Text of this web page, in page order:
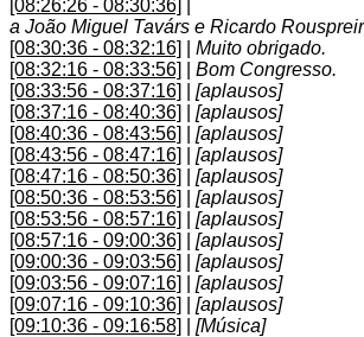
[08:26:26 - 08:30:36]
a João Miguel Tavárs e Ricardo
[08:30:36 - 08:32:16]
Muito obrigado.
[08:32:16 - 08:33:56]
Bom Congresso.
[08:33:56 - 08:37:16]
[aplausos]
[08:37:16 - 08:40:36]
[aplausos]
[08:40:36 - 08:43:56]
[aplausos]
[08:43:56 - 08:47:16]
[aplausos]
[08:47:16 - 08:50:36]
[aplausos]
[08:50:36 - 08:53:56]
[aplausos]
[08:53:56 - 08:57:16]
[aplausos]
[08:57:16 - 09:00:36]
[aplausos]
[09:00:36 - 09:03:56]
[aplausos]
[09:03:56 - 09:07:16]
[aplausos]
[09:07:16 - 09:10:36]
[aplausos]
[09:10:36 - 09:16:58]
[Música]